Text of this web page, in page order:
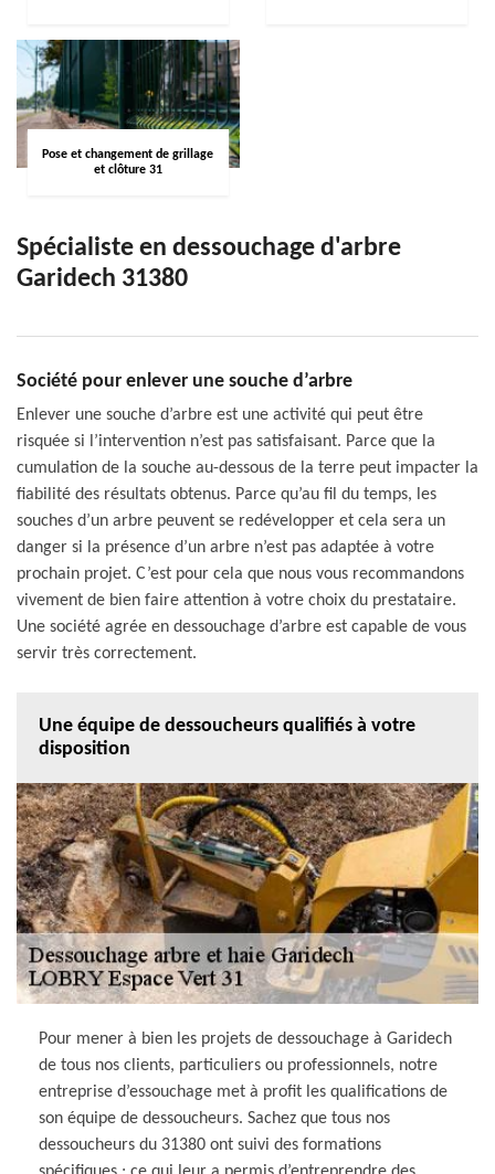
Pose et changement de grillage
et clôture 31
Spécialiste en dessouchage d'arbre
Garidech 31380
Société pour enlever une souche d’arbre
Enlever une souche d’arbre est une activité qui peut être
risquée si l’intervention n’est pas satisfaisant. Parce que la
cumulation de la souche au-dessous de la terre peut impacter la
fiabilité des résultats obtenus. Parce qu’au fil du temps, les
souches d’un arbre peuvent se redévelopper et cela sera un
danger si la présence d’un arbre n’est pas adaptée à votre
prochain projet. C’est pour cela que nous vous recommandons
vivement de bien faire attention à votre choix du prestataire.
Une société agrée en dessouchage d’arbre est capable de vous
servir très correctement.
Une équipe de dessoucheurs qualifiés à votre
disposition
Pour mener à bien les projets de dessouchage à Garidech
de tous nos clients, particuliers ou professionnels, notre
entreprise d’essouchage met à profit les qualifications de
son équipe de dessoucheurs. Sachez que tous nos
dessoucheurs du 31380 ont suivi des formations